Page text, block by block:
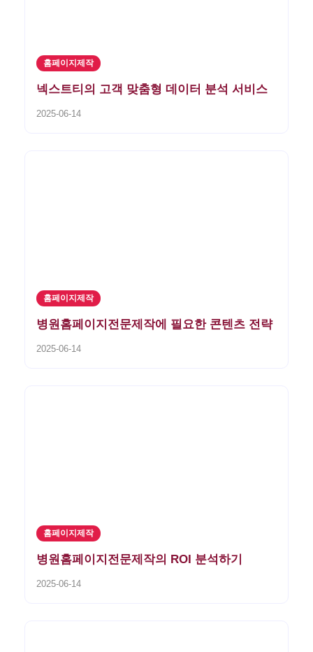
홈페이지제작
넥스트티의 고객 맞춤형 데이터 분석 서비스
2025-06-14
홈페이지제작
병원홈페이지전문제작에 필요한 콘텐츠 전략
2025-06-14
홈페이지제작
병원홈페이지전문제작의 ROI 분석하기
2025-06-14